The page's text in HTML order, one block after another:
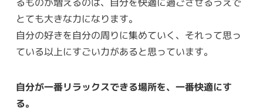
とても大きな力になります。
自分の好きを自分の周りに集めていく、それって思っ
ている以上にすごい力があると思っています。
自分が一番リラックスできる場所を、一番快適にす
る。